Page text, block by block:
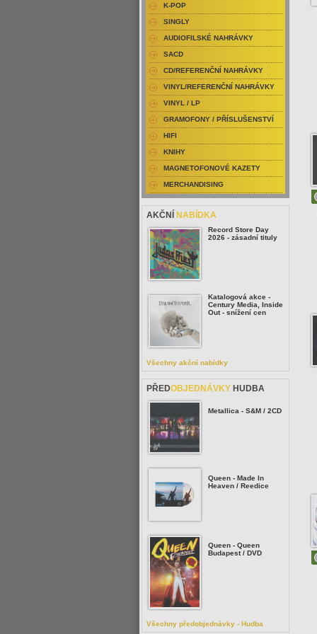
K-POP
SINGLY
AUDIOFILSKÉ NAHRÁVKY
SACD
CD/REFERENČNÍ NAHRÁVKY
VINYL/REFERENČNÍ NAHRÁVKY
VINYL / LP
GRAMOFONY / PŘÍSLUŠENSTVÍ
HIFI
KNIHY
MAGNETOFONOVÉ KAZETY
MERCHANDISING
AKČNÍ NABÍDKA
Record Store Day
2026 - zásadní tituly
Katalogová akce -
Century Media, Inside
Out - snížení cen
Všechny akční nabídky
PŘEDOBJEDNÁVKY HUDBA
Metallica - S&M / 2CD
Queen - Made In
Heaven / Reedice
Queen - Queen
Budapest / DVD
Všechny předobjednávky - Hudba